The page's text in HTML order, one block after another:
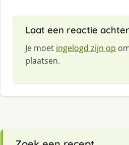
Laat een reactie achter
Je moet ingelogd zijn op
plaatsen.